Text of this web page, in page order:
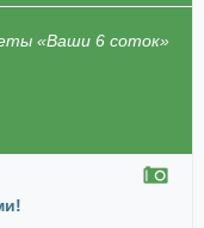
«Ваши 6 соток»